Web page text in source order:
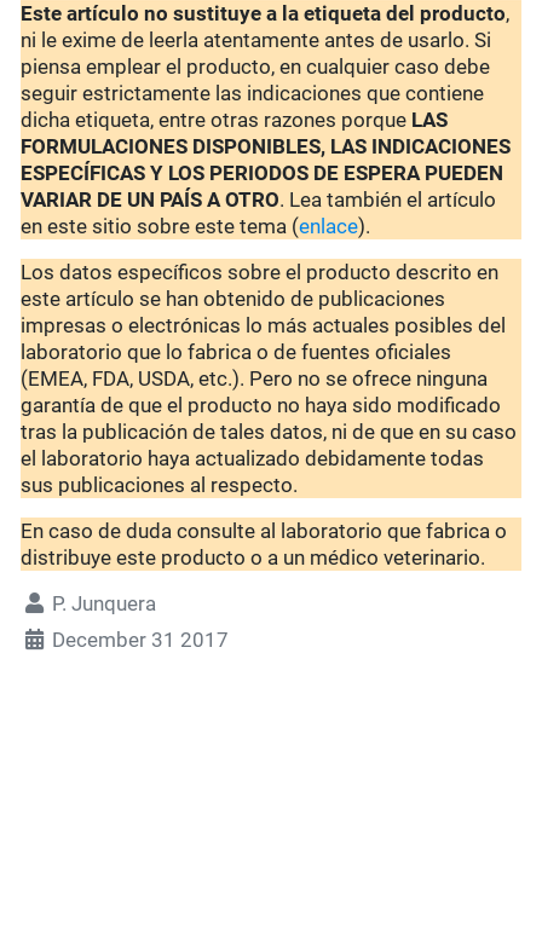
Este artículo no sustituye a la etiqueta del producto,
ni le exime de leerla atentamente antes de usarlo. Si
piensa emplear el producto, en cualquier caso debe
seguir estrictamente las indicaciones que contiene
dicha etiqueta, entre otras razones porque LAS
FORMULACIONES DISPONIBLES, LAS INDICACIONES
ESPECÍFICAS Y LOS PERIODOS DE ESPERA PUEDEN
VARIAR DE UN PAÍS A OTRO. Lea también el artículo
en este sitio sobre este tema (enlace).
Los datos específicos sobre el producto descrito en
este artículo se han obtenido de publicaciones
impresas o electrónicas lo más actuales posibles del
laboratorio que lo fabrica o de fuentes oficiales
(EMEA, FDA, USDA, etc.). Pero no se ofrece ninguna
garantía de que el producto no haya sido modificado
tras la publicación de tales datos, ni de que en su caso
el laboratorio haya actualizado debidamente todas
sus publicaciones al respecto.
En caso de duda consulte al laboratorio que fabrica o
distribuye este producto o a un médico veterinario.
P. Junquera
December 31 2017